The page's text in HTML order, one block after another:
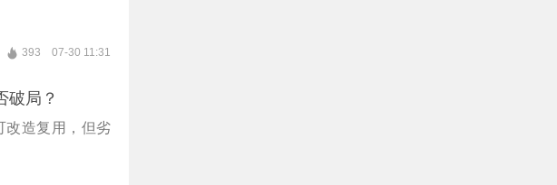
393 07-30 11:31
破局？
改造复用，但劣